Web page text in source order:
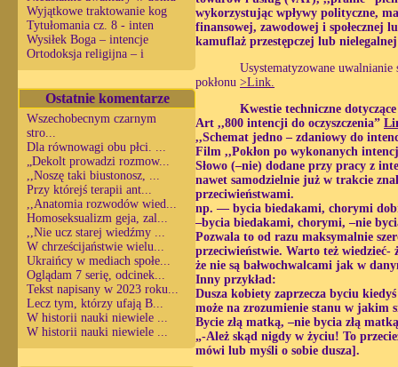
Wyjątkowe traktowanie kog
Tytułomania cz. 8 - inten
Wysiłek Boga – intencje
Ortodoksja religijna – i
Ostatnie komentarze
Wszechobecnym czarnym
stro...
Dla równowagi obu płci. ...
„Dekolt prowadzi rozmow...
,,Noszę taki biustonosz, ...
Przy którejś terapii ant...
,,Anatomia rozwodów wied...
Homoseksualizm geja, zal...
,,Nie ucz starej wiedźmy ...
W chrześcijaństwie wielu...
Ukraińcy w mediach społe...
Oglądam 7 serię, odcinek...
Tekst napisany w 2023 roku...
Lecz tym, którzy ufają B...
W historii nauki niewiele ...
W historii nauki niewiele ...
wykorzystując wpływy polityczne,
finansowej, zawodowej i społecznej
kamuflaż przestępczej lub nielegalnej
Usystematyzowane
pokłonu >Link.
Kwestie techniczne
Art ,,800 intencji do oczyszczenia”
,,Schemat jedno – zdaniowy do
Film ,,Pokłon po wykonanych
Słowo (–nie) dodane przy pracy z
nawet samodzielnie już w trakcie
przeciwieństwami.
np. — bycia biedakami, chorymi
–bycia biedakami, chorymi, –nie
Pozwala to od razu maksymalnie
przeciwieństwie. Warto też wiedzieć-
że nie są bałwochwalcami jak w
Inny przykład:
Dusza kobiety zaprzecza byciu
może na zrozumienie stanu w jakim
Bycie złą matką, –nie bycia złą
„-Ależ skąd nigdy w życiu! To
mówi lub myśli o sobie dusza].